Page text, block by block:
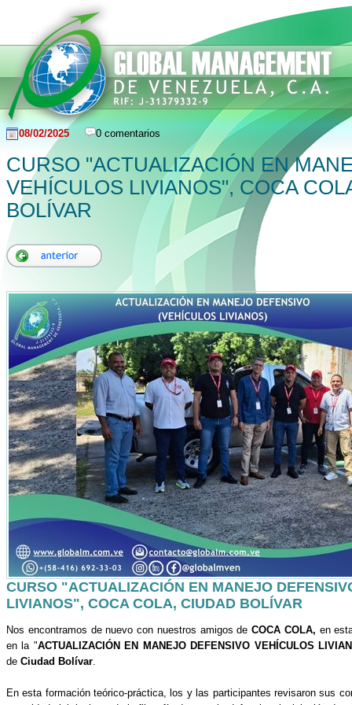
08/02/2025 0 comentarios
CURSO "ACTUALIZACIÓN EN
VEHÍCULOS LIVIANOS", COCA
BOLÍVAR
CURSO "ACTUALIZACIÓN EN MANEJO
LIVIANOS", COCA COLA, CIUDAD BOLÍVAR
Nos encontramos de nuevo con nuestros amigos de COCA COLA, en
en la "ACTUALIZACIÓN EN MANEJO DEFENSIVO VEHÍCULOS
de Ciudad Bolívar
En esta formación teórico-práctica, los y las participantes revisaron sus